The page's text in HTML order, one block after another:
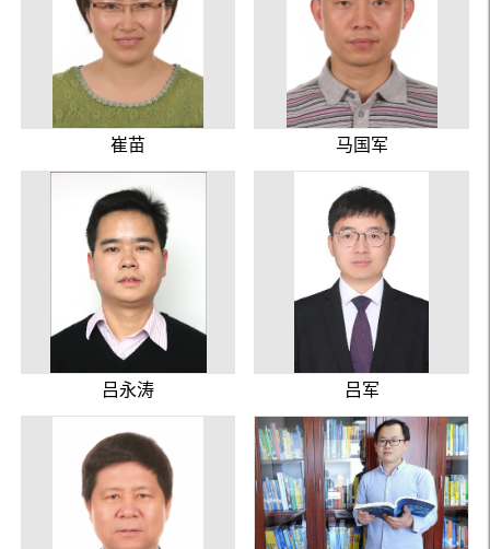
崔苗 马国军
吕永涛 吕军